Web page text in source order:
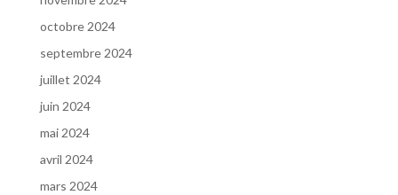
octobre 2024
septembre 2024
juillet 2024
juin 2024
mai 2024
avril 2024
mars 2024